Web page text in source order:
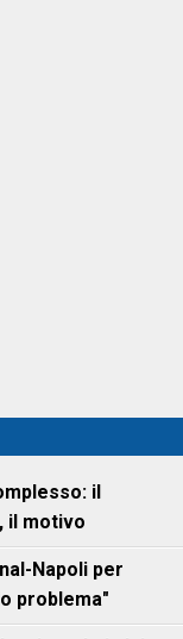
il
il motivo
Napoli per
problema"